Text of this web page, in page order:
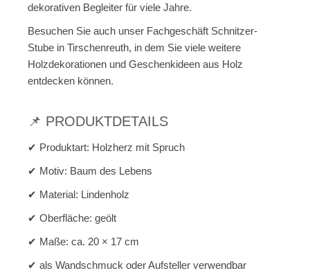
dekorativen Begleiter für viele Jahre.
Besuchen Sie auch unser Fachgeschäft Schnitzer-
Stube in Tirschenreuth, in dem Sie viele weitere
Holzdekorationen und Geschenkideen aus Holz
entdecken können.
📌 PRODUKTDETAILS
✔ Produktart: Holzherz mit Spruch
✔ Motiv: Baum des Lebens
✔ Material: Lindenholz
✔ Oberfläche: geölt
✔ Maße: ca. 20 × 17 cm
✔ als Wandschmuck oder Aufsteller verwendbar